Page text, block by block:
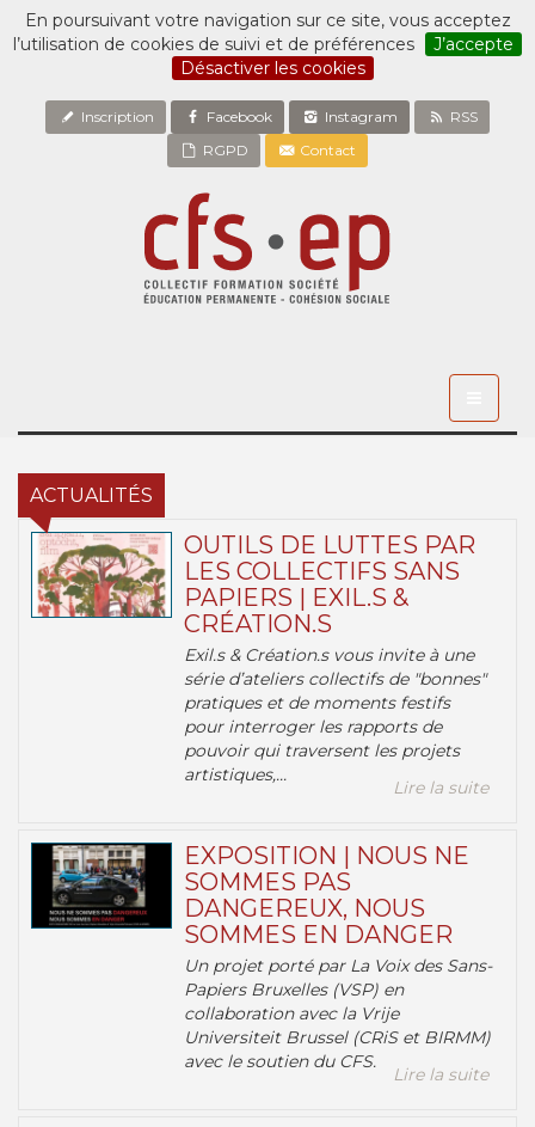
En poursuivant votre navigation sur ce site, vous acceptez
l’utilisation de cookies de suivi et de préférences
J’accepte
Désactiver les cookies
Inscription Facebook Instagram
RSS
RGPD
Contact
ACTUALITÉS
OUTILS DE LUTTES PAR
LES COLLECTIFS SANS
PAPIERS | EXIL.S &
CRÉATION.S
Exil.s & Création.s vous invite à une
série d’ateliers collectifs de "bonnes"
pratiques et de moments festifs
pour interroger les rapports de
pouvoir qui traversent les projets
artistiques,...
Lire la suite
EXPOSITION | NOUS NE
SOMMES PAS
DANGEREUX, NOUS
SOMMES EN DANGER
Un projet porté par La Voix des Sans-
Papiers Bruxelles (VSP) en
collaboration avec la Vrije
Universiteit Brussel (CRiS et BIRMM)
avec le soutien du CFS.
Lire la suite